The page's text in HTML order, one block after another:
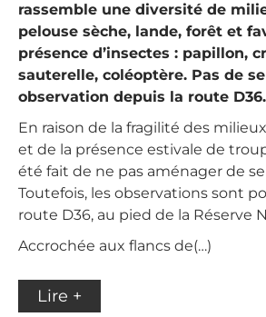
rassemble une diversité de
pelouse sèche, lande, forêt et
présence d’insectes : papillon,
sauterelle, coléoptère. Pas de
observation depuis la route D36.
En raison de la fragilité des
et de la présence estivale de
été fait de ne pas aménager de
Toutefois, les observations sont
route D36, au pied de la Réserve
Accrochée aux flancs de(…)
Lire +